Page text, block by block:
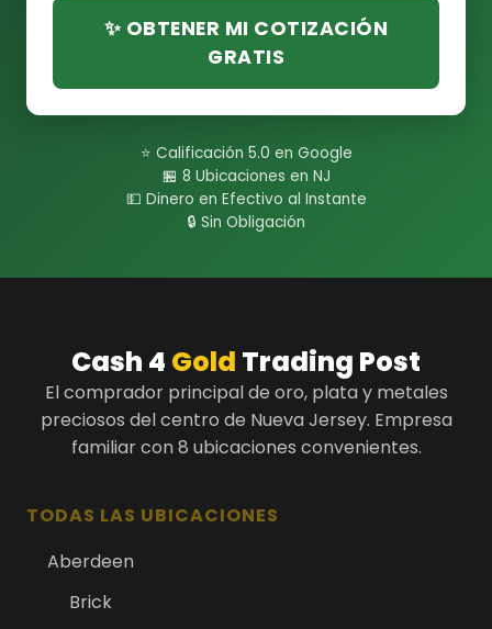
✨ OBTENER MI COTIZACIÓN
GRATIS
⭐ Calificación 5.0 en Google
🏪 8 Ubicaciones en NJ
💵 Dinero en Efectivo al Instante
🔒 Sin Obligación
Cash 4 Gold Trading Post
El comprador principal de oro, plata y metales
preciosos del centro de Nueva Jersey. Empresa
familiar con 8 ubicaciones convenientes.
TODAS LAS UBICACIONES
Aberdeen
Brick